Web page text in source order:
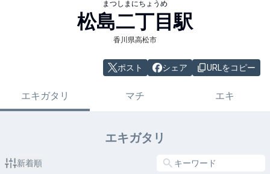
まつしまにちょうめ
松島二丁目駅
香川県高松市
ポスト シェア URLをコピー
エキガタリ マチ エキ
エキガタリ
新着順